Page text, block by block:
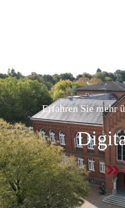
Dlugosch,
Englisch, Politik-
Erfahren Sie mehr